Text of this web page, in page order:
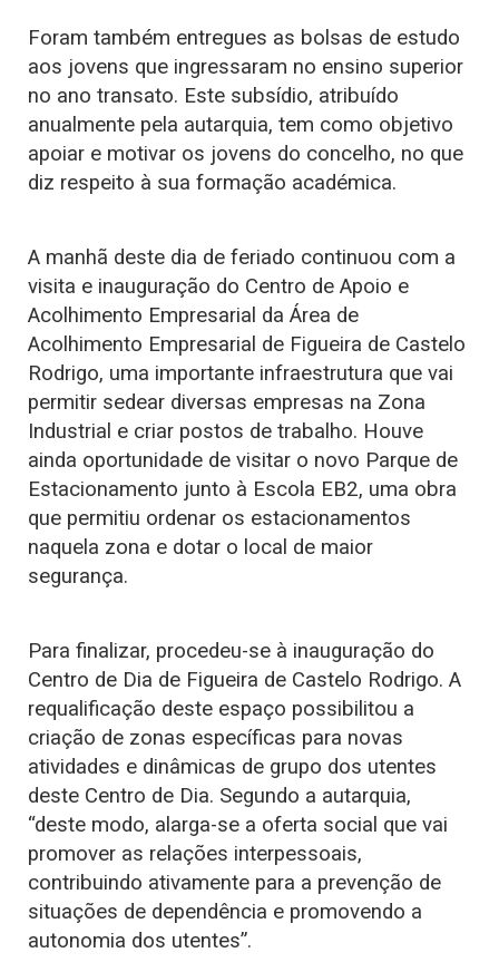
Foram também entregues as bolsas de estudo
aos jovens que ingressaram no ensino superior
no ano transato. Este subsídio, atribuído
anualmente pela autarquia, tem como objetivo
apoiar e motivar os jovens do concelho, no que
diz respeito à sua formação académica.
A manhã deste dia de feriado continuou com a
visita e inauguração do Centro de Apoio e
Acolhimento Empresarial da Área de
Acolhimento Empresarial de Figueira de Castelo
Rodrigo, uma importante infraestrutura que vai
permitir sedear diversas empresas na Zona
Industrial e criar postos de trabalho. Houve
ainda oportunidade de visitar o novo Parque de
Estacionamento junto à Escola EB2, uma obra
que permitiu ordenar os estacionamentos
naquela zona e dotar o local de maior
segurança.
Para finalizar, procedeu-se à inauguração do
Centro de Dia de Figueira de Castelo Rodrigo. A
requalificação deste espaço possibilitou a
criação de zonas específicas para novas
atividades e dinâmicas de grupo dos utentes
deste Centro de Dia. Segundo a autarquia,
“deste modo, alarga-se a oferta social que vai
promover as relações interpessoais,
contribuindo ativamente para a prevenção de
situações de dependência e promovendo a
autonomia dos utentes”.